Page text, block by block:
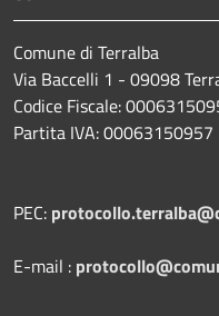
Comune di Terralba
Via Baccelli 1 - 09098
Codice Fiscale:
Partita IVA: 00063150957
PEC:
E-mail :